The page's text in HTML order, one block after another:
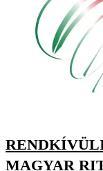
MAGYAR